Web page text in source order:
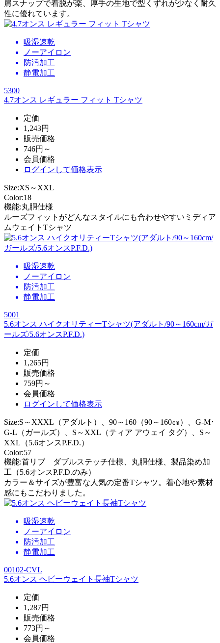
肩スナップで着脱が楽、厚手の生地で型くずれが少なく耐久
性に優れています。
吸湿速乾
ノーアイロン
防汚加工
静電加工
5300
4.7オンス レギュラー フィット Tシャツ
定価
1,243円
販売価格
746円～
会員価格
ログイン して価格表示
Size:XS～XXL
Color:18
機能:丸胴仕様
ルーズフィットがどんなスタイルにも合わせやすいミディア
ムウェイトTシャツ
吸湿速乾
ノーアイロン
防汚加工
静電加工
5001
5.6オンス ハイクオリティーTシャツ(アダルト/90～160cm/ガ
ールズ/5.6オンスP.F.D.)
定価
1,265円
販売価格
759円～
会員価格
ログイン して価格表示
Size:S～XXXL（アダルト）、90～160（90～160㎝）、G-M･
G-L（ガールズ）、S～XXL（ティア アウェイ タグ）、S～
XXL（5.6オンスP.F.D.）
Color:57
機能:首リブ ダブルステッチ仕様、丸胴仕様、製品染め加
工（5.6オンスP.F.D.のみ）
カラー＆サイズが豊富な人気の定番Tシャツ。着心地や素材
感にもこだわりました。
吸湿速乾
ノーアイロン
防汚加工
静電加工
00102-CVL
5.6オンス ヘビーウェイト長袖Tシャツ
定価
1,287円
販売価格
773円～
会員価格